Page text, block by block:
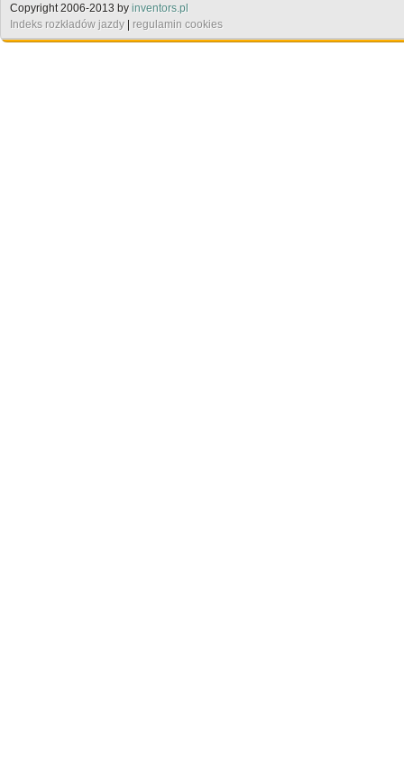
Copyright 2006-2013 by inventors.pl
Indeks rozkładów jazdy
regulamin cookies